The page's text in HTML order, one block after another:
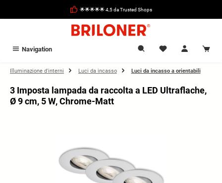
🌟🌟🌟🌟🌟 4,5 da Trusted Shops
Navigation
Illuminazione d'interni Luci da incasso Luci da incasso a orientabili
3 Imposta lampada da raccolta a LED Ultraflache,
Ø 9 cm, 5 W, Chrome-Matt